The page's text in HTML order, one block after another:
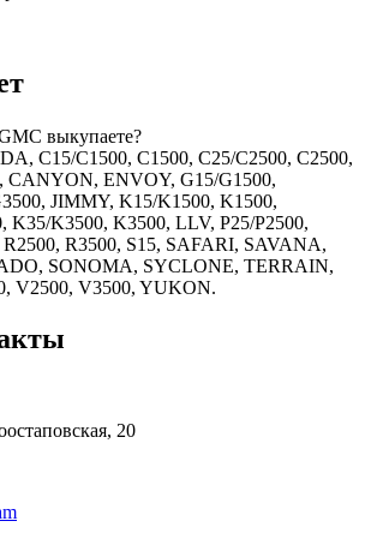
выкупаете?
C15/C1500, C1500, C25/C2500, C2500,
CANYON, ENVOY, G15/G1500,
JIMMY, K15/K1500, K1500,
K35/K3500, K3500, LLV, P25/P2500,
R2500, R3500, S15, SAFARI, SAVANA,
SONOMA, SYCLONE, TERRAIN,
V2500, V3500, YUKON.
20